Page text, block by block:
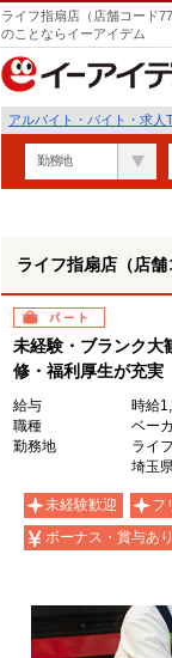
ライフ指扇店（店舗コード
のことならイーアイデム
アルバイト・バイト・求人
勤務地
ライフ指扇店（店舗
パート
未経験・ブランク大
修・福利厚生が充実
給与
時給
職種
ベー
勤務地
ライ
埼玉
未経験歓迎 フ
ボーナス・賞与あり